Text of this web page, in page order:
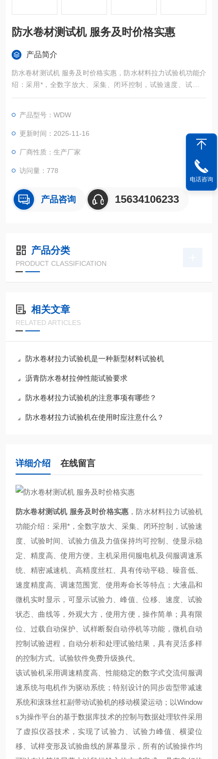
防水卷材测试机 服务及时价格实惠
产品简介
防水卷材测试机 服务及时价格实惠，防水材料拉力试验机功能介
绍：采用*，全数字放大、采集、闭环控制，试验速度、试验时
间、试验力值及力值保持均可控制、使显示稳定、精度高、使用
丝杠、具有传动平稳、噪音低、速度精度高、调速范围宽、使用
寿命长等特点；大液晶和微机实时显示，可显示试验力、峰值、
产品型号：WDW
更新时间：2025-11-16
厂商性质：生产厂家
访问量：778
产品咨询 15634106233
产品分类
PRODUCT CLASSIFICATION
相关文章
RELATED ARTICLES
防水卷材拉力试验机是一种新型材料试验机
沥青防水卷材拉伸性能试验要求
防水卷材拉力试验机的注意事项有哪些？
防水卷材拉力试验机在使用时应注意什么？
详细介绍 在线留言
防水卷材测试机 服务及时价格实惠 ，防水材料拉力试验机
功能介绍：采用*，全数字放大、采集、闭环控制，试验速
度、试验时间、试验力值及力值保持均可控制、使显示稳
定、精度高、使用方便。主机采用伺服电机及伺服调速系
统、精密减速机、高精度丝杠、具有传动平稳、噪音低、
速度精度高、调速范围宽、使用寿命长等特点；大液晶和
微机实时显示，可显示试验力、峰值、位移、速度、试验
状态、曲线等，外观大方，使用方便，操作简单；具有限
位、过载自动保护、试样断裂自动停机等功能，微机自动
控制试验进程，自动分析和处理试验结果，具有灵活多样
的控制方式。试验软件免费升级换代。
该试验机采用调速精度高、性能稳定的数字式交流伺服调
速系统与电机作为驱动系统；特别设计的同步齿型带减速
系统和滚珠丝杠副带动试验机的移动横梁运动；以Window
s为操作平台的基于数据库技术的控制与数据处理软件采用
了虚拟仪器技术，实现了试验力、试验力峰值、横梁位
移、试样变形及试验曲线的屏幕显示，所有的试验操作均
电话咨询